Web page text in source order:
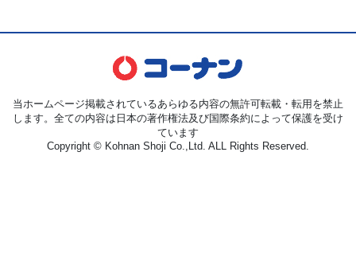
当ホームページ掲載されているあらゆる内容の無許可転載・転用を禁止
します。全ての内容は日本の著作権法及び国際条約によって保護を受け
ています
Copyright © Kohnan Shoji Co.,Ltd. ALL Rights Reserved.